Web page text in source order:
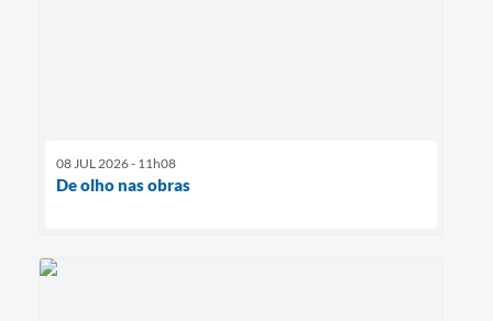
08 JUL 2026 - 11h08
De olho nas obras